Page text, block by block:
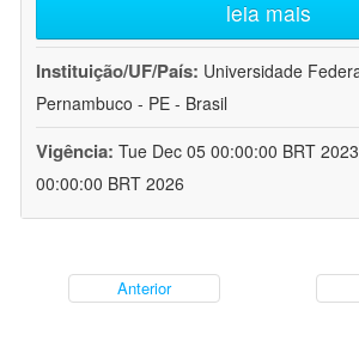
leia mais
Instituição/UF/País: Universidade
Pernambuco - PE - Brasil
Vigência: Tue Dec 05 00:00:00 BRT
00:00:00 BRT 2026
Anterior